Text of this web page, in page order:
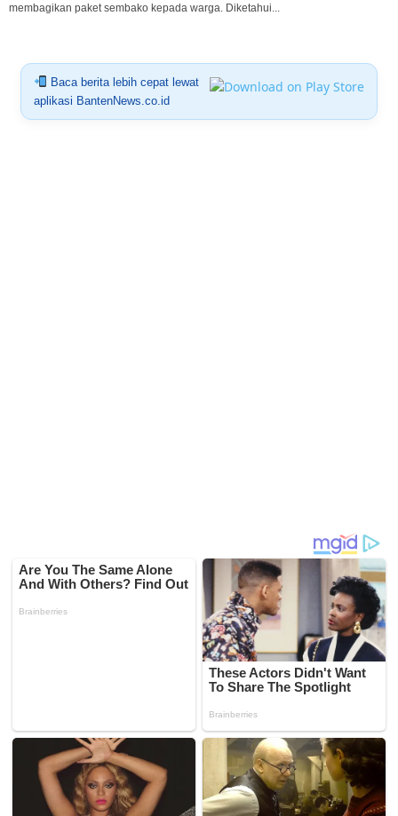
membagikan paket sembako kepada warga. Diketahui...
Baca berita lebih cepat lewat
aplikasi BantenNews.co.id